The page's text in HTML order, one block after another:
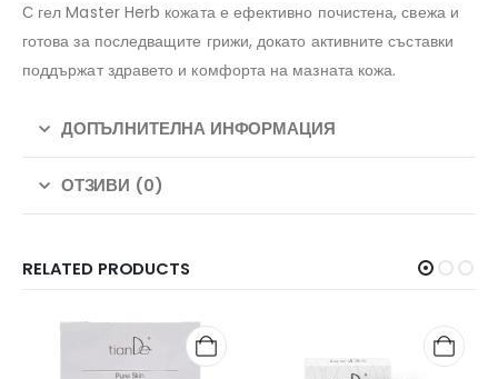
С гел Master Herb кожата е ефективно почистена, свежа и
готова за последващите грижи, докато активните съставки
поддържат здравето и комфорта на мазната кожа.
ДОПЪЛНИТЕЛНА ИНФОРМАЦИЯ
ОТЗИВИ (0)
RELATED PRODUCTS